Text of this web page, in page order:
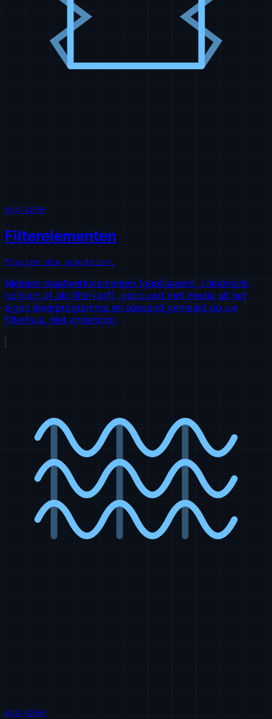
AVX-0250
Filterelementen
Plooien die presteren.
Metalen maatwerkelementen (geplisseerd, cilindrisch,
conisch of als filterkorf), gebouwd met media uit het
eigen leverprogramma en passend gemaakt op uw
filterhuis, niet andersom.
AVX-0260